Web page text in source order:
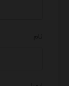
نام